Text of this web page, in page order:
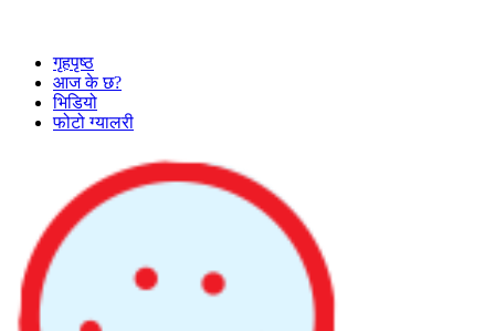
गृहपृष्ठ
आज के छ?
भिडियो
फोटो ग्यालरी